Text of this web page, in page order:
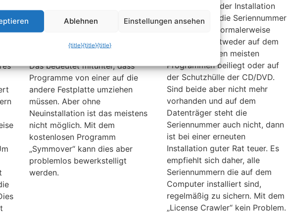
Festplatten knapp oder eine
weitere Festplatte eingebaut
wird, sollte man beide
Das bedeutet mitunter, dass
Programme von einer auf die
andere Festplatte umziehen
müssen. Aber ohne
Neuinstallation ist das meistens
nicht möglich. Mit dem
kostenlosen Programm
„Symmover“ kann dies aber
problemlos bewerkstelligt
werden.
man während der Installation
aufgefordert, die Seriennummer
einzugeben. Normalerweise
steht diese entweder auf dem
Booklet das den meisten
Programmen beiliegt oder auf
der Schutzhülle der CD/DVD.
Sind beide aber nicht mehr
vorhanden und auf dem
Datenträger steht die
Seriennummer auch nicht, dann
ist bei einer erneuten
Installation guter Rat teuer. Es
empfiehlt sich daher, alle
Seriennummern die auf dem
Computer installiert sind,
regelmäßig zu sichern. Mit dem
„License Crawler“ kein Problem.
Ablehnen Einstellungen ansehen
{title}{title}{title}